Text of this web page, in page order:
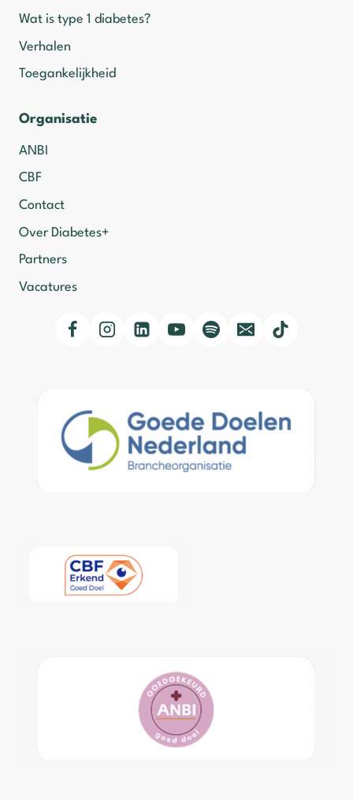
Wat is type 1 diabetes?
Verhalen
Toegankelijkheid
Organisatie
ANBI
CBF
Contact
Over Diabetes+
Partners
Vacatures